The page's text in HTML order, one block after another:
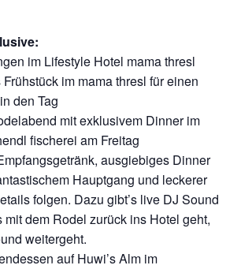
im Lifestyle Hotel mama thresl
im mama thresl für einen
den Tag
mit exklusivem Dinner im
fischerei am Freitag
ausgiebiges Dinner
Hauptgang und leckerer
folgen. Dazu gibt’s live DJ Sound
mit dem Rodel zurück ins Hotel geht,
weitergeht.
auf Huwi’s Alm im